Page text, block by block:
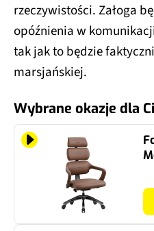
rzeczywistości. Załoga
opóźnienia w
tak jak to będzie
marsjańskiej.
Wybrane okazje dla